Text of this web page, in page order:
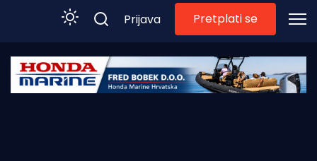
Početna
Prijava Pretplati se